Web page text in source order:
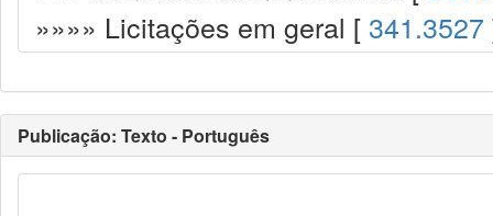
»»»» Licitações em geral [ 341.3527
Publicação: Texto - Português